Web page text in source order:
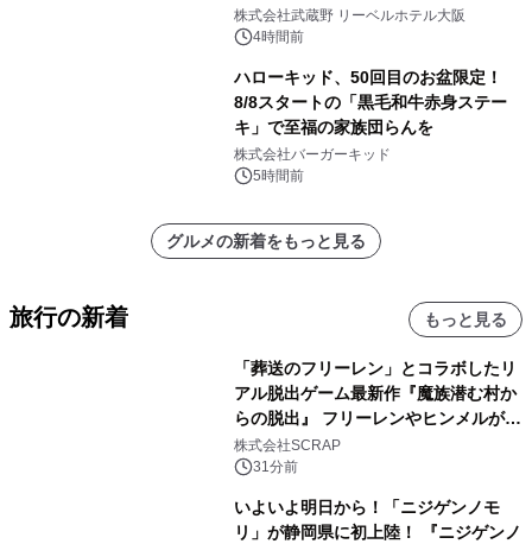
ディナー&スイーツビュッフェ～』を9
月18日より開催！
株式会社武蔵野 リーベルホテル大阪
4時間前
ハローキッド、50回目のお盆限定！
8/8スタートの「黒毛和牛赤身ステー
キ」で至福の家族団らんを
株式会社バーガーキッド
5時間前
グルメの新着をもっと見る
旅行の新着 もっと見る
「葬送のフリーレン」とコラボしたリ
アル脱出ゲーム最新作『魔族潜む村か
らの脱出』 フリーレンやヒンメルが武
器を手に魔族を見据える描き下ろしメ
インビジュアル公開
株式会社SCRAP
31分前
いよいよ明日から！「ニジゲンノモ
リ」が静岡県に初上陸！ 『ニジゲンノ